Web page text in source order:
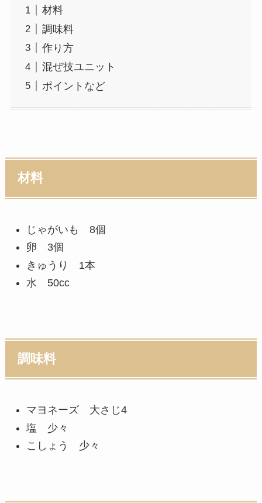
材料
調味料
作り方
混ぜ技ユニット
ポイントなど
材料
じゃがいも 8個
卵 3個
きゅうり 1本
水 50cc
調味料
マヨネーズ 大さじ4
塩 少々
こしょう 少々